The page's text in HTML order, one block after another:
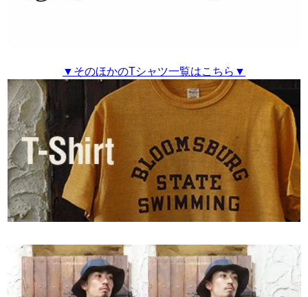
▼そのほかのTシャツ一覧はこちら▼